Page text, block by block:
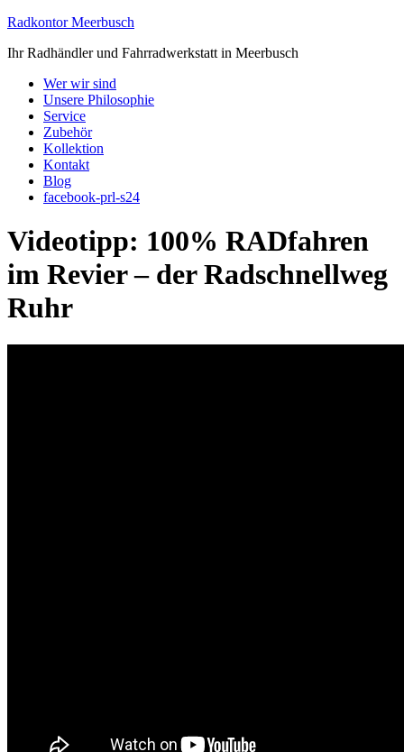
Radkontor Meerbusch
Ihr Radhändler und Fahrradwerkstatt in Meerbusch
Wer wir sind
Unsere Philosophie
Service
Zubehör
Kollektion
Kontakt
Blog
facebook-prl-s24
Videotipp: 100% RADfahren
im Revier – der Radschnellweg
Ruhr